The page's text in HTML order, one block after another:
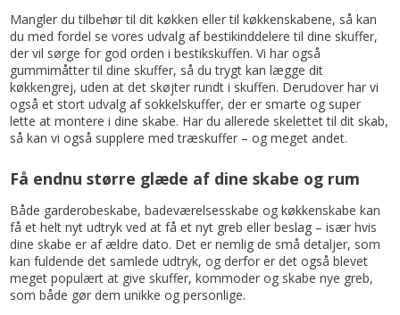
Mangler du tilbehør til dit køkken eller til køkkenskabene, så kan
du med fordel se vores udvalg af bestikinddelere til dine skuffer,
der vil sørge for god orden i bestikskuffen. Vi har også
gummimåtter til dine skuffer, så du trygt kan lægge dit
køkkengrej, uden at det skøjter rundt i skuffen. Derudover har vi
også et stort udvalg af sokkelskuffer, der er smarte og super
lette at montere i dine skabe. Har du allerede skelettet til dit skab,
så kan vi også supplere med træskuffer – og meget andet.
Få endnu større glæde af dine skabe og rum
Både garderobeskabe, badeværelsesskabe og køkkenskabe kan
få et helt nyt udtryk ved at få et nyt greb eller beslag – især hvis
dine skabe er af ældre dato. Det er nemlig de små detaljer, som
kan fuldende det samlede udtryk, og derfor er det også blevet
meget populært at give skuffer, kommoder og skabe nye greb,
som både gør dem unikke og personlige.